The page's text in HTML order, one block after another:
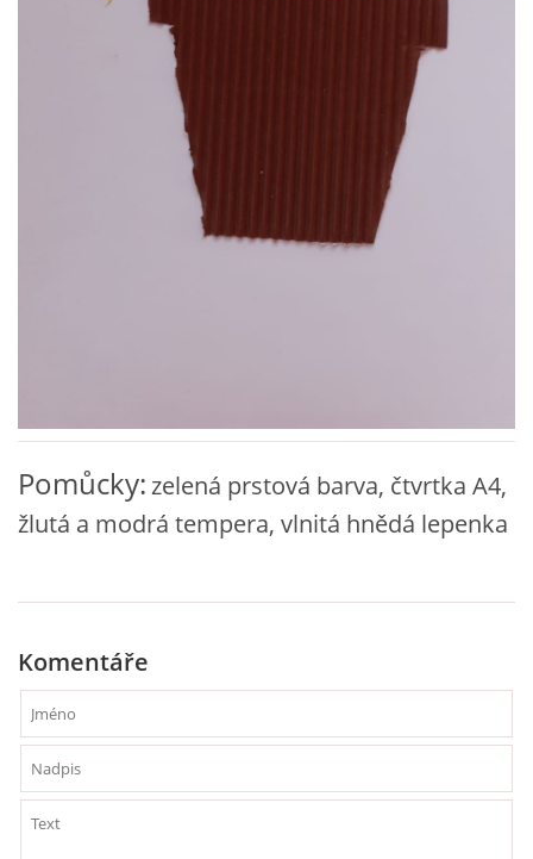
VZDĚLÁVACÍ BLOK PROSINEC
VZDĚLÁVACÍ BLOK LEDEN
VZDĚLÁVACÍ BLOK ÚNOR
VÝTVARNÉ POMŮCKY
VÝTVARNÉ AKTIVITY - PODZIM
VÝTVARNÉ AKTIVITY - ZIMA
Pomůcky:zelená prstová barva, čtvrtka A4,
žlutá a modrá tempera, vlnitá hnědá lepenka
Komentáře